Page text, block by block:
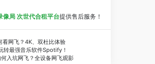
像局 次世代合租平台提供售后服务！
看网飞？4K、双杜比体验
转最强音乐软件Spotify！
入坑网飞？全设备网飞观影